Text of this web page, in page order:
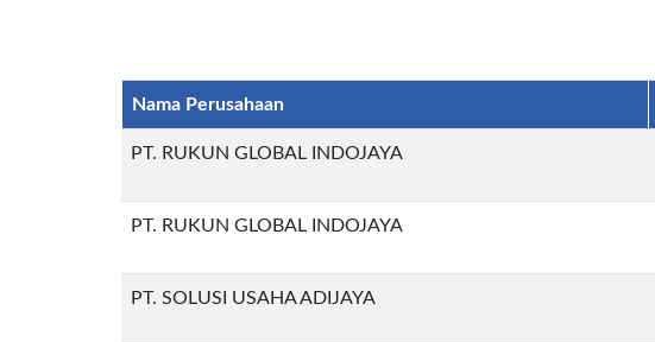
Nama Perusahaan
PT. RUKUN GLOBAL INDOJAYA
PT. RUKUN GLOBAL INDOJAYA
PT. SOLUSI USAHA ADIJAYA